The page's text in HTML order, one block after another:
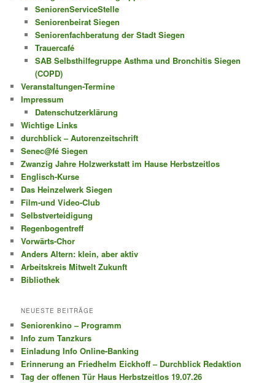
SeniorenServiceStelle
Seniorenbeirat Siegen
Seniorenfachberatung der Stadt Siegen
Trauercafé
SAB Selbsthilfegruppe Asthma und Bronchitis Siegen
(COPD)
Veranstaltungen-Termine
Impressum
Datenschutzerklärung
Wichtige Links
durchblick – Autorenzeitschrift
Senec@fé Siegen
Zwanzig Jahre Holzwerkstatt im Hause Herbstzeitlos
Englisch-Kurse
Das Heinzelwerk Siegen
Film-und Video-Club
Selbstverteidigung
Regenbogentreff
Vorwärts-Chor
Anders Altern: klein, aber aktiv
Arbeitskreis Mitwelt Zukunft
Bibliothek
NEUESTE BEITRÄGE
Seniorenkino – Programm
Info zum Tanzkurs
Einladung Info Online-Banking
Erinnerung an Friedhelm Eickhoff – Durchblick Redaktion
Tag der offenen Tür Haus Herbstzeitlos 19.07.26